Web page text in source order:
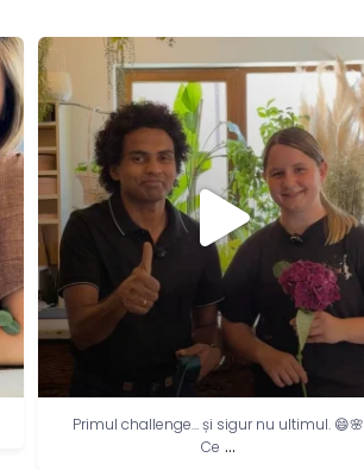
Primul challenge… și sigur nu ultimul. 😄🌸
Ce ...